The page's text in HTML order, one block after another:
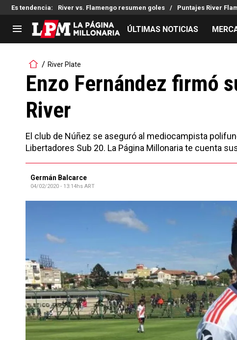
Es tendencia: River vs. Flamengo resumen goles Puntajes River
LIGA PROFESIONAL
Noticias
Tabla de posiciones
Fixture
Reserva
Copa Sudamericana
Copa Argentina
ÚLTIMAS NOTICIAS
River Plate
Enzo Fernández firmó
River
El club de Núñez se aseguró al mediocampista
Libertadores Sub 20. La Página Millonaria te cuenta
Germán Balcarce
04/02/2020 - 13:14hs ART